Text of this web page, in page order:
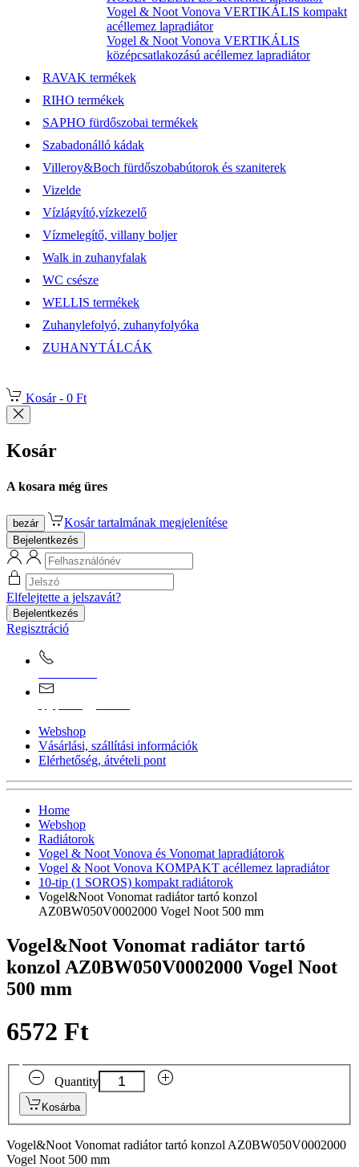
Vogel & Noot Vonova VERTIKÁLIS kompakt
acéllemez lapradiátor
Vogel & Noot Vonova VERTIKÁLIS
középcsatlakozású acéllemez lapradiátor
RAVAK termékek
RIHO termékek
SAPHO fürdőszobai termékek
Szabadonálló kádak
Villeroy&Boch fürdőszobabútorok és szaniterek
Vizelde
Vízlágyító,vízkezelő
Vízmelegítő, villany boljer
Walk in zuhanyfalak
WC csésze
WELLIS termékek
Zuhanylefolyó, zuhanyfolyóka
ZUHANYTÁLCÁK
Kosár - 0 Ft
Kosár
A kosara még üres
bezár Kosár tartalmának megjelenítése
Bejelentkezés
Elfelejtette a jelszavát?
Bejelentkezés
Regisztráció
Webshop
Vásárlási, szállítási információk
Elérhetőség, átvételi pont
Home
Webshop
Radiátorok
Vogel & Noot Vonova és Vonomat lapradiátorok
Vogel & Noot Vonova KOMPAKT acéllemez lapradiátor
10-tip (1 SOROS) kompakt radiátorok
Vogel&Noot Vonomat radiátor tartó konzol
AZ0BW050V0002000 Vogel Noot 500 mm
Vogel&Noot Vonomat radiátor tartó
konzol AZ0BW050V0002000 Vogel Noot
500 mm
6572 Ft
Quantity
Kosárba
Vogel&Noot Vonomat radiátor tartó konzol AZ0BW050V0002000
Vogel Noot 500 mm